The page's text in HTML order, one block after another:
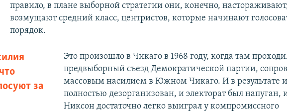
правило, в плане выборной стратегии они, конечно,
возмущают средний класс, центристов, которые начинают
порядок.
за
Это произошло в Чикаго в 1968 году, когда там
предвыборный съезд Демократической партии,
массовым насилием в Южном Чикаго. И в результате
полностью дезорганизован, и электорат был напуган,
Никсон достаточно легко выиграл у компромиссного